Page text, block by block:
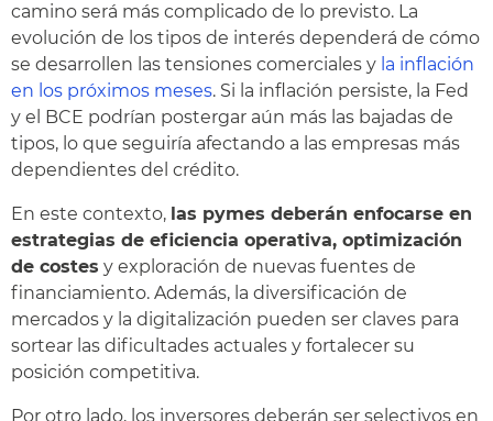
camino será más complicado de lo previsto. La
evolución de los tipos de interés dependerá de cómo
se desarrollen las tensiones comerciales y la inflación
en los próximos meses. Si la inflación persiste, la Fed
y el BCE podrían postergar aún más las bajadas de
tipos, lo que seguiría afectando a las empresas más
dependientes del crédito.
En este contexto, las pymes deberán enfocarse en
estrategias de eficiencia operativa, optimización
de costes y exploración de nuevas fuentes de
financiamiento. Además, la diversificación de
mercados y la digitalización pueden ser claves para
sortear las dificultades actuales y fortalecer su
posición competitiva.
Por otro lado, los inversores deberán ser selectivos en